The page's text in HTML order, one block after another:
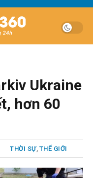
Ukraine
hơn 60
THỜI SỰ, THẾ GIỚI